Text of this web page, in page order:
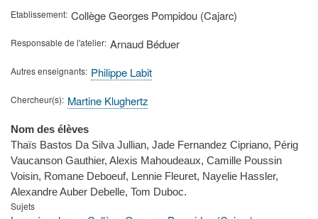
Etablissement Collège Georges Pompidou (Cajarc)
Responsable de l'atelier Arnaud Béduer
Autres enseignants Philippe Labit
Chercheur(s) Martine Klughertz
Nom des élèves
Thaïs Bastos Da Silva Jullian, Jade Fernandez Cipriano, Périg
Vaucanson Gauthier, Alexis Mahoudeaux, Camille Poussin
Voisin, Romane Deboeuf, Lennie Fleuret, Nayelie Hassler,
Alexandre Auber Debelle, Tom Duboc.
Sujets